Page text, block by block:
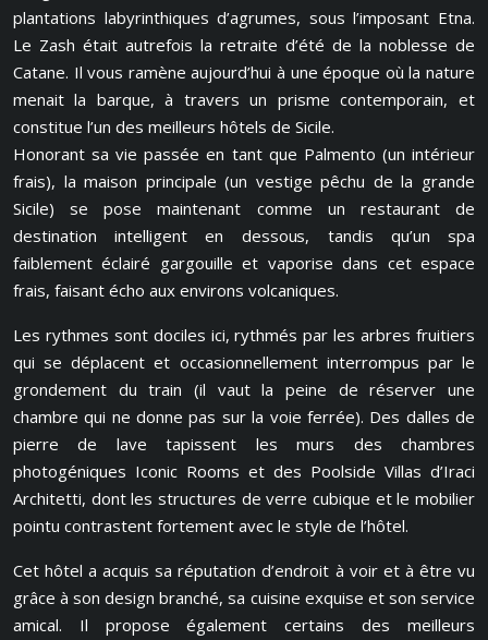
plantations labyrinthiques d’agrumes, sous l’imposant Etna.
Le Zash était autrefois la retraite d’été de la noblesse de
Catane. Il vous ramène aujourd’hui à une époque où la nature
menait la barque, à travers un prisme contemporain, et
constitue l’un des meilleurs hôtels de Sicile.
Honorant sa vie passée en tant que Palmento (un intérieur
frais), la maison principale (un vestige pêchu de la grande
Sicile) se pose maintenant comme un restaurant de
destination intelligent en dessous, tandis qu’un spa
faiblement éclairé gargouille et vaporise dans cet espace
frais, faisant écho aux environs volcaniques.
Les rythmes sont dociles ici, rythmés par les arbres fruitiers
qui se déplacent et occasionnellement interrompus par le
grondement du train (il vaut la peine de réserver une
chambre qui ne donne pas sur la voie ferrée). Des dalles de
pierre de lave tapissent les murs des chambres
photogéniques Iconic Rooms et des Poolside Villas d’Iraci
Architetti, dont les structures de verre cubique et le mobilier
pointu contrastent fortement avec le style de l’hôtel.
Cet hôtel a acquis sa réputation d’endroit à voir et à être vu
grâce à son design branché, sa cuisine exquise et son service
amical. Il propose également certains des meilleurs